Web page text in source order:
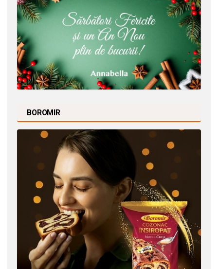
BOROMIR